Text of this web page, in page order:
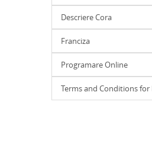
Descriere Cora
Franciza
Programare Online
Terms and Conditions